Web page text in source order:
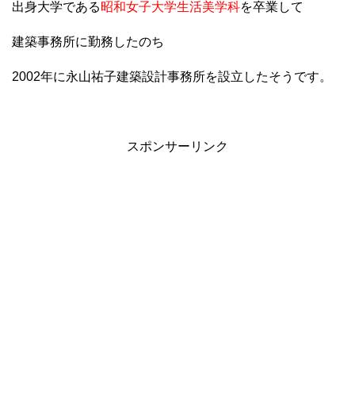
出身大学である昭和女子大学生活美学科を卒業して
建築事務所に勤務したのち
2002年に永山祐子建築設計事務所を設立したそうです。
スポンサーリンク